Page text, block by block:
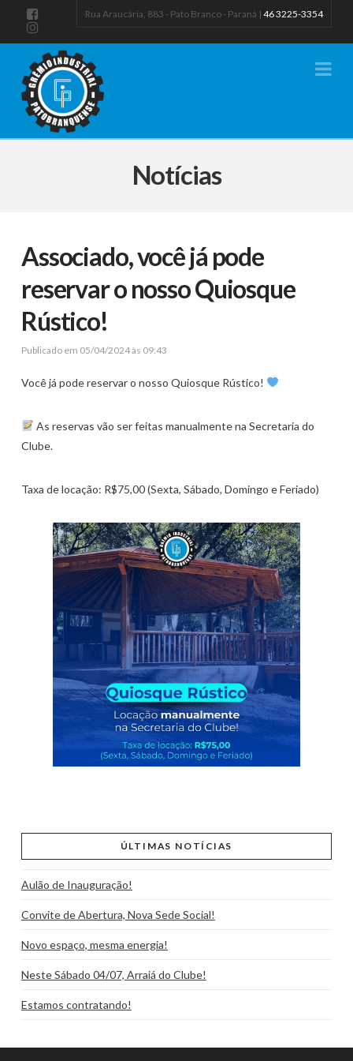
Rua Araucária, 883 - Pato Branco - Paraná | 46 3225-3354
Notícias
Associado, você já pode
reservar o nosso Quiosque
Rústico!
Publicado em 05/04/2024 às 09:43
Você já pode reservar o nosso Quiosque Rústico!
As reservas vão ser feitas manualmente na Secretaria do
Clube.
Taxa de locação: R$75,00 (Sexta, Sábado, Domingo e Feriado)
ÚLTIMAS NOTÍCIAS
Aulão de Inauguração!
Convite de Abertura, Nova Sede Social!
Novo espaço, mesma energia!
Neste Sábado 04/07, Arraiá do Clube!
Estamos contratando!